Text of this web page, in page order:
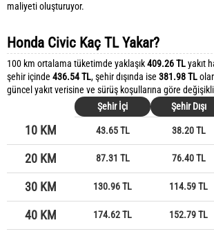
maliyeti oluşturuyor.
Honda Civic Kaç TL Yakar?
100 km ortalama tüketimde yaklaşık409.26 TLyakıt
şehir içinde 436.54 TL, şehir dışında ise 381.98 TL
güncel yakıt verisine ve sürüş koşullarına göre
Şehir İçi
Şehir Dışı
10 KM 43.65 TL 38.20 TL
20 KM 87.31 TL 76.40 TL
30 KM 130.96 TL 114.59 TL
40 KM 174.62 TL 152.79 TL